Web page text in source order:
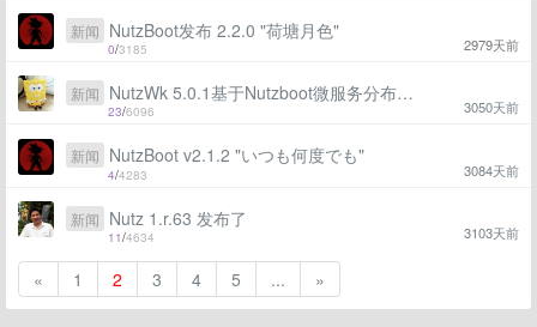
0/3185 2979天前
新闻 NutzBoot发布 2.2.0 "荷塘月色"
23/6096 3050天前
新闻 NutzWk 5.0.1基于Nutzboot微服务分布式版本发布
4/4283 3084天前
新闻 NutzBoot v2.1.2 "いつも何度でも"
11/4634 3103天前
新闻 Nutz 1.r.63 发布了
« 1 2 3 4 5 ... »